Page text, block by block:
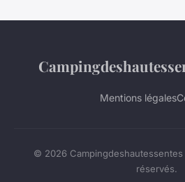
Mentions légales
© 2026 Campingdeshautessentes
réservés.